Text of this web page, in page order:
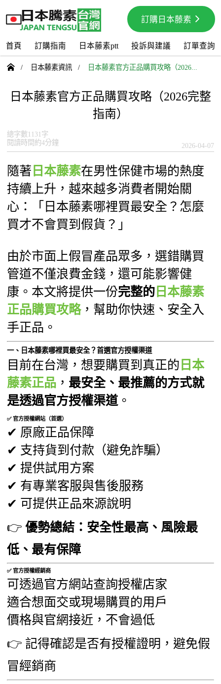
訂購日本藤素
首頁 訂購指南 日本藤素ptt 投訴與建議 訂單查詢
 / 日本藤素資訊 / 日本藤素官方正品購買攻略（2026...
日本藤素官方正品購買攻略（2026完整
指南）
總字數1131字
閱讀時間約4分鐘
2026-04-07
隨著 日本藤素在男性保健市場的熱度
持續上升，越來越多消費者開始關
心：「日本藤素哪裡買最安全？怎麼
買才不會買到假貨？」
由於市面上假冒產品眾多，選錯購買
管道不僅浪費金錢，還可能影響健
康。本文將提供一份完整的 日本藤素
正品購買攻略，幫助你快速、安全入
手正品。
一、日本藤素哪裡買最安全？首選官方授權渠道
目前在台灣，想要購買到真正的 日本
藤素正品 ， 最安全、最推薦的方式就
是透過官方授權渠道 。
✅ 官方授權網站（首選）
✔ 原廠正品保障
✔ 支持貨到付款（避免詐騙）
✔ 提供試用方案
✔ 有專業客服與售後服務
✔ 可提供正品來源說明
👉優勢總結：安全性最高、風險最
低、最有保障
✅ 官方授權經銷商
可透過官方網站查詢授權店家
適合想面交或現場購買的用戶
價格與官網接近，不會過低
👉 記得確認是否有授權證明，避免假
冒經銷商